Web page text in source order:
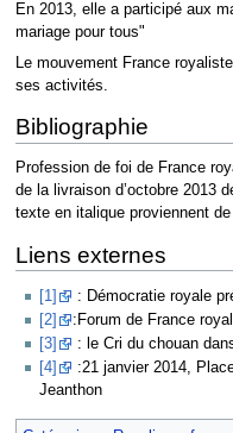
En 2013, elle a participé aux
mariage pour tous"
Le mouvement France
ses activités.
Bibliographie
Profession de foi de France
de la livraison d’octobre 2013
texte en italique proviennent
Liens externes
[1] : Démocratie royale
[2]
:Forum de France
[3]
: le Cri du chouan
[4]
:21 janvier 2014,
Jeanthon